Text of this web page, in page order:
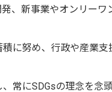
、新事業やオンリーワ
に努め、行政や産業支
常にSDGsの理念を念